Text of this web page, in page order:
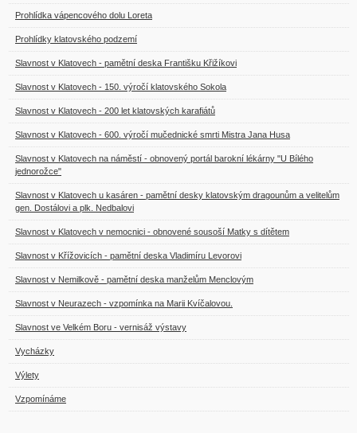
Prohlídka vápencového dolu Loreta
Prohlídky klatovského podzemí
Slavnost v Klatovech - pamětní deska Františku Křižíkovi
Slavnost v Klatovech - 150. výročí klatovského Sokola
Slavnost v Klatovech - 200 let klatovských karafiátů
Slavnost v Klatovech - 600. výročí mučednické smrti Mistra Jana Husa
Slavnost v Klatovech na náměstí - obnovený portál barokní lékárny "U Bílého
jednorožce"
Slavnost v Klatovech u kasáren - pamětní desky klatovským dragounům a velitelům
gen. Dostálovi a plk. Nedbalovi
Slavnost v Klatovech v nemocnici - obnovené sousoší Matky s dítětem
Slavnost v Křížovicích - pamětní deska Vladimíru Levorovi
Slavnost v Nemilkově - pamětní deska manželům Menclovým
Slavnost v Neurazech - vzpomínka na Marii Kvíčalovou.
Slavnost ve Velkém Boru - vernisáž výstavy
Vycházky
Výlety
Vzpomínáme